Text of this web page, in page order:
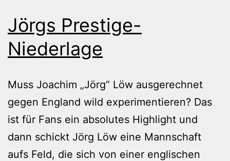
Jörgs Prestige-
Niederlage
Muss Joachim „Jörg“ Löw ausgerechnet
gegen England wild experimentieren? Das
ist für Fans ein absolutes Highlight und
dann schickt Jörg Löw eine Mannschaft
aufs Feld, die sich von einer englischen